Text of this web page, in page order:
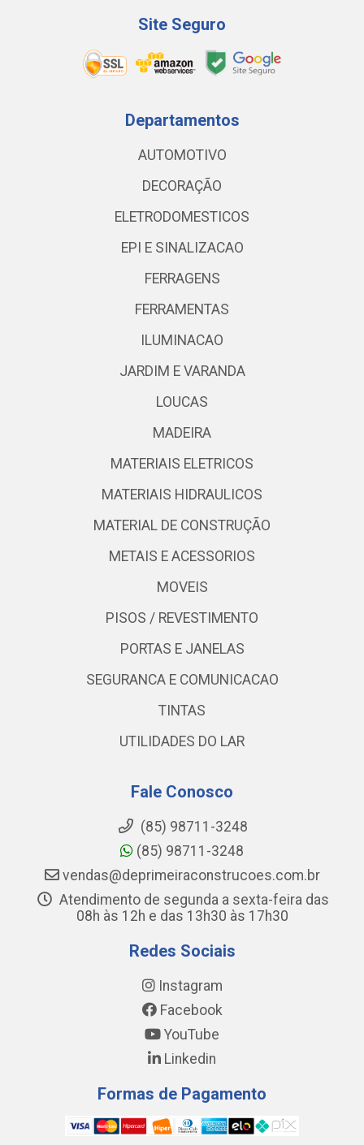
Site Seguro
Departamentos
AUTOMOTIVO
DECORAÇÃO
ELETRODOMESTICOS
EPI E SINALIZACAO
FERRAGENS
FERRAMENTAS
ILUMINACAO
JARDIM E VARANDA
LOUCAS
MADEIRA
MATERIAIS ELETRICOS
MATERIAIS HIDRAULICOS
MATERIAL DE CONSTRUÇÃO
METAIS E ACESSORIOS
MOVEIS
PISOS / REVESTIMENTO
PORTAS E JANELAS
SEGURANCA E COMUNICACAO
TINTAS
UTILIDADES DO LAR
Fale Conosco
(85) 98711-3248
(85) 98711-3248
vendas@deprimeiraconstrucoes.com.br
Atendimento de segunda a sexta-feira das
08h às 12h e das 13h30 às 17h30
Redes Sociais
Instagram
Facebook
YouTube
Linkedin
Formas de Pagamento